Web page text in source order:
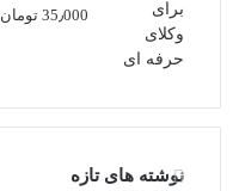
35٫000 تومان
نوشته های تازه